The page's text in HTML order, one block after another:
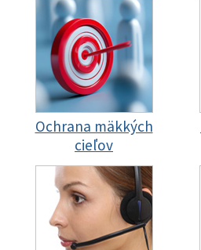
Ochrana mäkkých
cieľov